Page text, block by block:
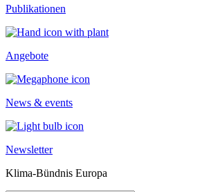
Publikationen
Angebote
News & events
Newsletter
Klima-Bündnis Europa